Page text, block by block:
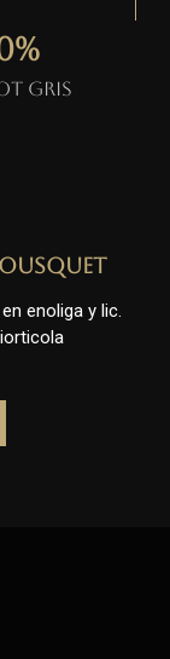
gris
%
enoliga y lic.